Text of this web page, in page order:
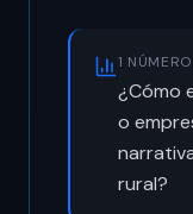
1
¿Cómo
o
rural?